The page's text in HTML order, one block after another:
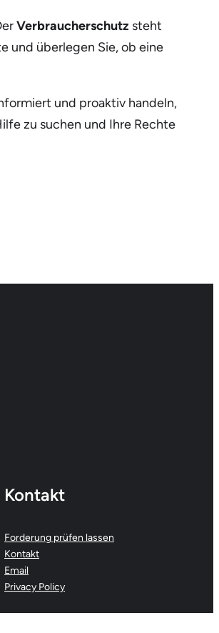
Verbraucherschutz steht
und überlegen Sie, ob eine
und proaktiv handeln,
zu suchen und Ihre Rechte
Kontakt
Forderung prüfen lassen
Kontakt
Email
Privacy Policy